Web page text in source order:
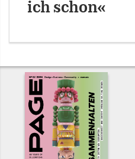
ich schon«